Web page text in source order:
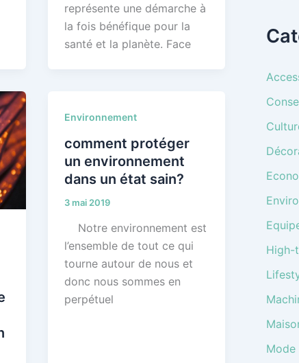
représente une démarche à
la fois bénéfique pour la
santé et la planète. Face
Environnement
comment protéger
un environnement
dans un état sain?
3 mai 2019
Notre environnement est
l’ensemble de tout ce qui
tourne autour de nous et
donc nous sommes en
perpétuel
High-
Mode